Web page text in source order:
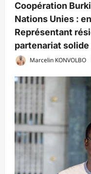
Coopération
Nations Unies :
Représentant
partenariat
Marcelin KONVOLBO